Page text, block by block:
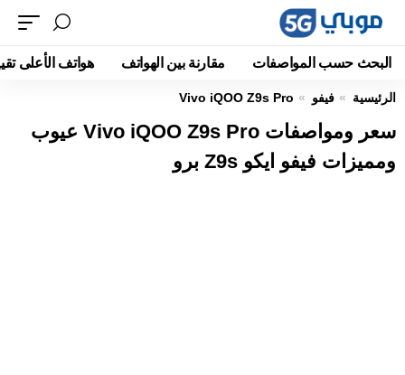
البحث حسب المواصفات مقارنة بين الهواتف هواتف الأعلى
الرئيسية فيفو Vivo iQOO Z9s Pro
سعر ومواصفات Vivo iQOO Z9s Pro عيوب
ومميزات فيفو ايكو Z9s برو